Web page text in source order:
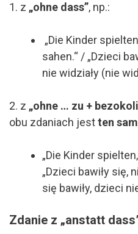
1. z „ohne dass”, np.:
„Die Kinder
sahen.“ / „Dzieci
nie widziały (nie
2. z „ohne … zu +
obu zdaniach jestten sam
„Die Kinder spielten,
„Dzieci bawiły się,
się bawiły, dzieci
Zdanie z „anstatt